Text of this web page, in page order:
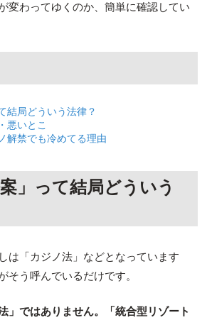
変わってゆくのか、簡単に確認してい
結局どういう法律？
悪いとこ
解禁でも冷めてる理由
」って結局どういう
は「カジノ法」などとなっています
そう呼んでいるだけです。
」ではありません。「統合型リゾート